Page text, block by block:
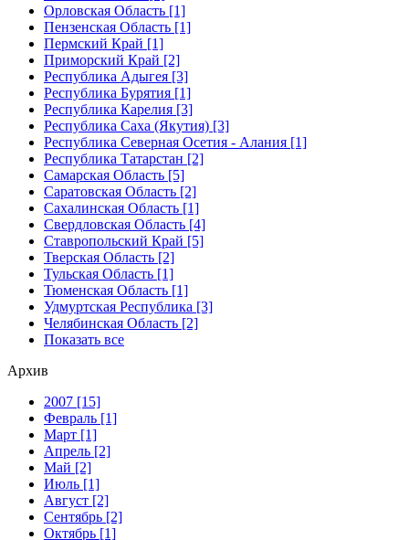
Орловская Область [1]
Пензенская Область [1]
Пермский Край [1]
Приморский Край [2]
Республика Адыгея [3]
Республика Бурятия [1]
Республика Карелия [3]
Республика Саха (Якутия) [3]
Республика Северная Осетия - Алания [1]
Республика Татарстан [2]
Самарская Область [5]
Саратовская Область [2]
Сахалинская Область [1]
Свердловская Область [4]
Ставропольский Край [5]
Тверская Область [2]
Тульская Область [1]
Тюменская Область [1]
Удмуртская Республика [3]
Челябинская Область [2]
Показать все
Архив
2007 [15]
Февраль [1]
Март [1]
Апрель [2]
Май [2]
Июль [1]
Август [2]
Сентябрь [2]
Октябрь [1]